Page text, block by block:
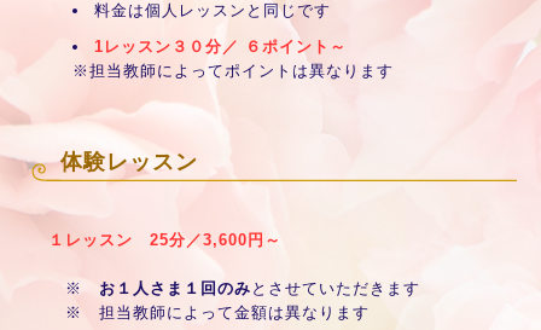
料金は個人レッスンと同じです
1レッスン３０分／ ６ポイント～
※担当教師によってポイントは異なります
体験レッスン
１レッスン 25分／3,600円～
※ お１人さま１回のみ とさせていただきます
※ 担当教師によって金額は異なります